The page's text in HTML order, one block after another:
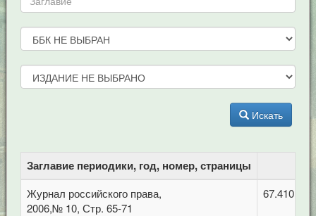
Искать
Заглавие периодики, год, номер, страницы
Журнал российского права,
2006,№ 10, Стр. 65-71
67.410